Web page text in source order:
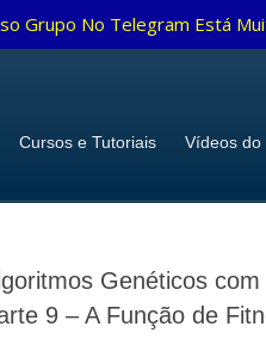
Cursos e Tutoriais Vídeos do
Genéticos
9 – A Função de
Grupo No Telegram Está